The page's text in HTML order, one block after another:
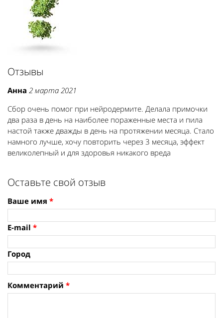
Отзывы
Анна 2 марта 2021
Сбор очень помог при нейродермите. Делала примочки
два раза в день на наиболее пораженные места и пила
настой также дважды в день на протяжении месяца. Стало
намного лучше, хочу повторить через 3 месяца, эффект
великолепный и для здоровья никакого вреда
Оставьте свой отзыв
Ваше имя *
E-mail *
Город
Комментарий *